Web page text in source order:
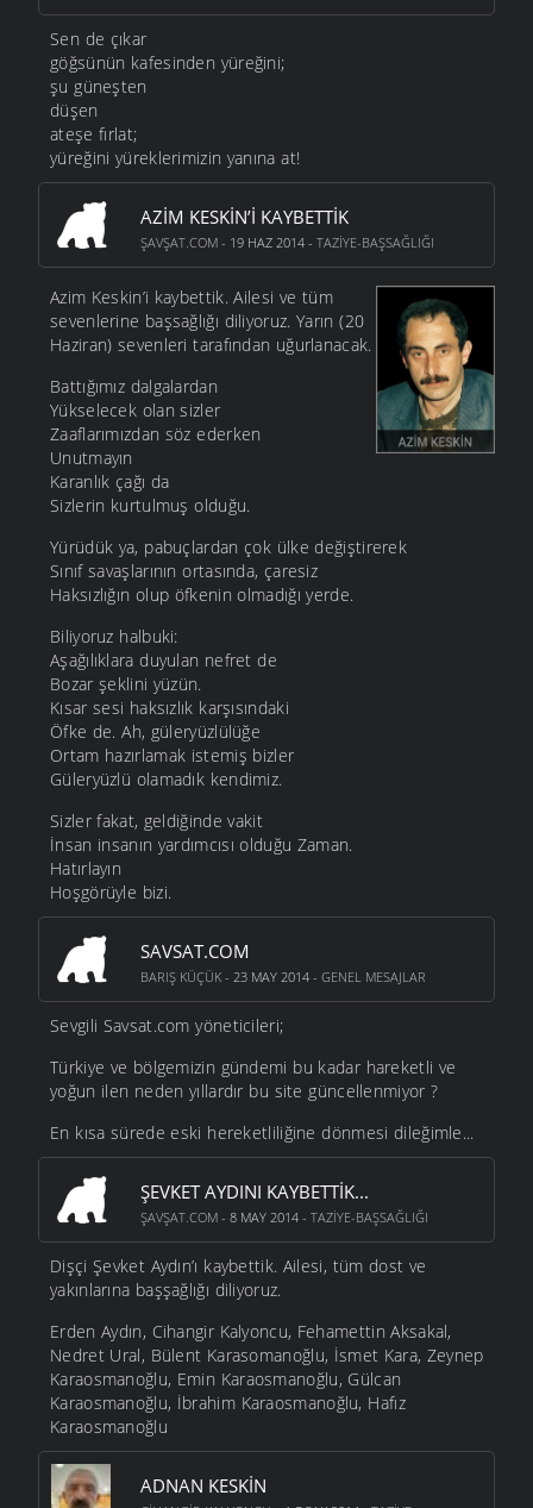
Sen de çıkar
göğsünün kafesinden yüreğini;
şu güneşten
düşen
ateşe fırlat;
yüreğini yüreklerimizin yanına at!
AZIM KESKIN’I KAYBETTIK
ŞAVŞAT.COM - 19 HAZ 2014 - TAZIYE-BAŞSAĞLIĞI
Azim Keskin’i kaybettik. Ailesi ve tüm
sevenlerine başsağlığı diliyoruz. Yarın (20
Haziran) sevenleri tarafından uğurlanacak.
Battığımız dalgalardan
Yükselecek olan sizler
Zaaflarımızdan söz ederken
Unutmayın
Karanlık çağı da
Sizlerin kurtulmuş olduğu.
Yürüdük ya, pabuçlardan çok ülke değiştirerek
Sınıf savaşlarının ortasında, çaresiz
Haksızlığın olup öfkenin olmadığı yerde.
Biliyoruz halbuki:
Aşağılıklara duyulan nefret de
Bozar şeklini yüzün.
Kısar sesi haksızlık karşısındaki
Öfke de. Ah, güleryüzlülüğe
Ortam hazırlamak istemiş bizler
Güleryüzlü olamadık kendimiz.
Sizler fakat, geldiğinde vakit
İnsan insanın yardımcısı olduğu Zaman.
Hatırlayın
Hoşgörüyle bizi.
SAVSAT.COM
BARIŞ KÜÇÜK - 23 MAY 2014 - GENEL MESAJLAR
Sevgili Savsat.com yöneticileri;
Türkiye ve bölgemizin gündemi bu kadar hareketli ve
yoğun ilen neden yıllardır bu site güncellenmiyor ?
En kısa sürede eski hereketliliğine dönmesi dileğimle...
ŞEVKET AYDINI KAYBETTIK...
ŞAVŞAT.COM - 8 MAY 2014 - TAZIYE-BAŞSAĞLIĞI
Dişçi Şevket Aydın’ı kaybettik. Ailesi, tüm dost ve
yakınlarına başşağlığı diliyoruz.
Erden Aydın, Cihangir Kalyoncu, Fehamettin Aksakal,
Nedret Ural, Bülent Karasomanoğlu, İsmet Kara, Zeynep
Karaosmanoğlu, Emin Karaosmanoğlu, Gülcan
Karaosmanoğlu, İbrahim Karaosmanoğlu, Hafız
Karaosmanoğlu
ADNAN KESKIN